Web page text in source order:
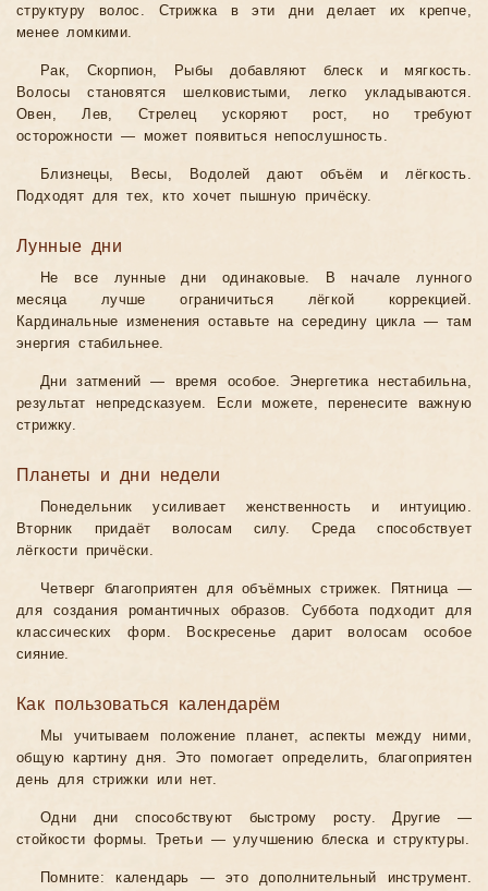
структуру волос. Стрижка в эти дни делает их крепче,
менее ломкими.
Рак, Скорпион, Рыбы добавляют блеск и мягкость.
Волосы становятся шелковистыми, легко укладываются.
Овен, Лев, Стрелец ускоряют рост, но требуют
осторожности — может появиться непослушность.
Близнецы, Весы, Водолей дают объём и лёгкость.
Подходят для тех, кто хочет пышную причёску.
Лунные дни
Не все лунные дни одинаковые. В начале лунного
месяца лучше ограничиться лёгкой коррекцией.
Кардинальные изменения оставьте на середину цикла — там
энергия стабильнее.
Дни затмений — время особое. Энергетика нестабильна,
результат непредсказуем. Если можете, перенесите важную
стрижку.
Планеты и дни недели
Понедельник усиливает женственность и интуицию.
Вторник придаёт волосам силу. Среда способствует
лёгкости причёски.
Четверг благоприятен для объёмных стрижек. Пятница —
для создания романтичных образов. Суббота подходит для
классических форм. Воскресенье дарит волосам особое
сияние.
Как пользоваться календарём
Мы учитываем положение планет, аспекты между ними,
общую картину дня. Это помогает определить, благоприятен
день для стрижки или нет.
Одни дни способствуют быстрому росту. Другие —
стойкости формы. Третьи — улучшению блеска и структуры.
Помните: календарь — это дополнительный инструмент.